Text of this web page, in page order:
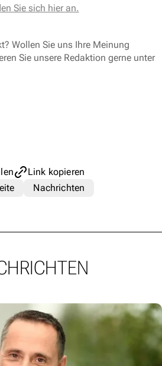
Sie sich hier an.
Wollen Sie uns Ihre Meinung
Sie unsere Redaktion gerne unter
Link kopieren
Nachrichten